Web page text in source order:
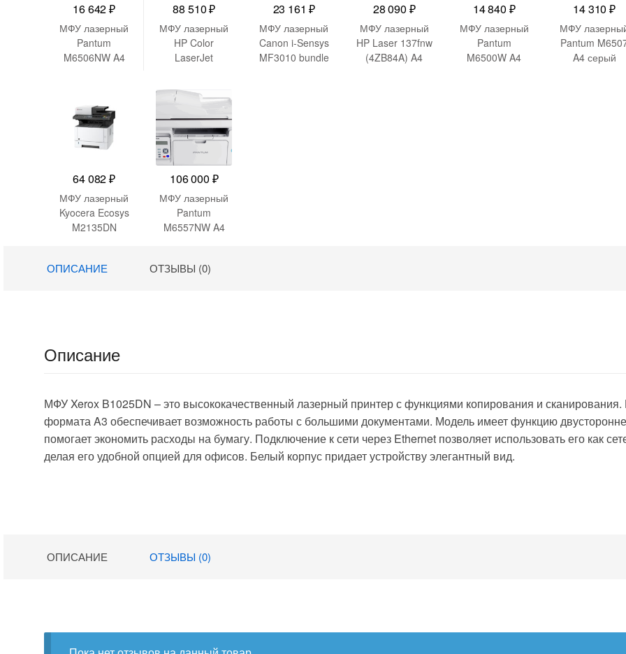
16 642₽
МФУ лазерный
Pantum
M6506NW A4
88 510₽
МФУ лазерный
HP Color
LaserJet
(3QA55A) A4
Duplex Net
белый
23 161₽
МФУ лазерный
Canon i-Sensys
MF3010 bundle
28 090 ₽
МФУ лазерный
HP Laser 137fnw
(4ZB84A) A4
14 840 ₽
МФУ лазерный
Pantum
M6500W A4
14 310₽
МФУ
Pantum
A4 серый
64 082₽
МФУ лазерный
Kyocera Ecosys
M2135DN
белый
106 000 ₽
МФУ лазерный
Pantum
M6557NW A4
ОПИСАНИЕ ОТЗЫВЫ (0)
Описание
МФУ Xerox B1025DN – это высококачественный лазерный принтер с функциями копирования и
формата A3 обеспечивает возможность работы с большими документами. Модель имеет функцию
помогает экономить расходы на бумагу. Подключение к сети через Ethernet позволяет использовать его как
делая его удобной опцией для офисов. Белый корпус придает устройству элегантный вид.
ОПИСАНИЕ ОТЗЫВЫ (0)